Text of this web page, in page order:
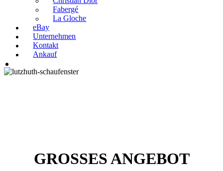
Fabergé
La Gloche
eBay
Unternehmen
Kontakt
Ankauf
GROSSES ANGEBOT